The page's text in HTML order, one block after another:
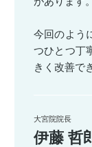
今回のよう
つひとつ丁
きく改善で
大宮院院長
伊藤 哲